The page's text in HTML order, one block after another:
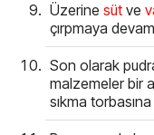
Üzerine süt ve
çırpmaya
Son olarak
malzemeler bir
sıkma torbasına